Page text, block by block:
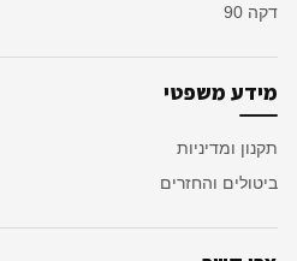
דקה 90
מידע משפטי
תקנון ומדיניות
ביטולים והחזרים